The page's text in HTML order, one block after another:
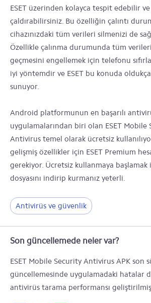
ESET üzerinden kolayca tespit edebilir
çaldırabilirsiniz. Bu özelliğin çalıntı
cihazınızdaki tüm verileri silmenizi de
Özellikle çalınma durumunda tüm
geçmesini engellemek için telefonu
iyi yöntemdir ve ESET bu konuda
sunuyor.
Android platformunun en başarılı
uygulamalarından biri olan ESET Mobile
Antivirus temel olarak ücretsiz
gelişmiş özellikler için ESET Premium
gerekiyor. Ücretsiz kullanmaya başlamak
dosyasını indirip kurmanız yeterli.
Antivirüs ve güvenlik
Son güncellemede neler var?
ESET Mobile Security Antivirus APK son
güncellemesinde uygulamadaki hatalar
antivirüs tarama performansı